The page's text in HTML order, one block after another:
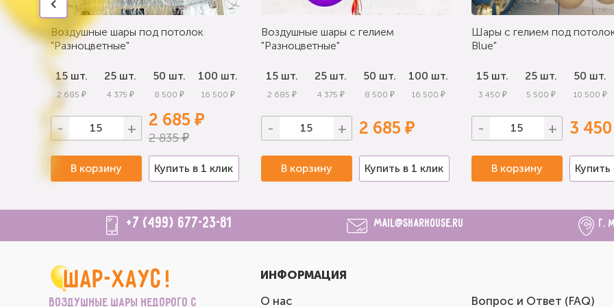
Воздушные шары под потолок
"Разноцветные"
15 шт.
2 685 ₽
25 шт.
4 375 ₽
50 шт.
8 500 ₽
100 шт.
16 500 ₽
- + 2 685 ₽
2 835 ₽
В корзину Купить в 1 клик
Воздушные шары с гелием
"Разноцветные"
15 шт.
2 685 ₽
25 шт.
4 375 ₽
50 шт.
8 500 ₽
100 шт.
16 500 ₽
- + 2 685 ₽
В корзину Купить в 1 клик
Шары с гелием под
Blue"
15 шт.
3 450 ₽
25 шт.
5 500 ₽
50 шт.
10 500 ₽
- + 3
В корзину Купить
+7 (499) 677-23-81 mail@sharhouse.ru г.
Воздушные шары недорого с
ИНФОРМАЦИЯ
О нас
Вопрос и Ответ (FAQ)